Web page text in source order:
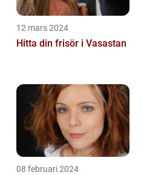
12 mars 2024
Hitta din frisör i Vasastan
08 februari 2024